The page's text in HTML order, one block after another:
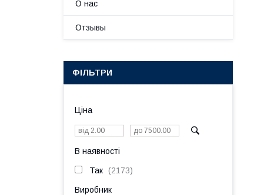
О нас
Отзывы
ФІЛЬТРИ
Ціна
В наявності
Так 2173
Виробник